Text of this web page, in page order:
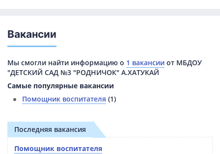
Вакансии
Мы смогли найти информацию о 1 вакансии от МБДОУ
"ДЕТСКИЙ САД №3 "РОДНИЧОК" А.ХАТУКАЙ
Самые популярные вакансии
Помощник воспитателя (1)
Последняя вакансия
Помощник воспитателя